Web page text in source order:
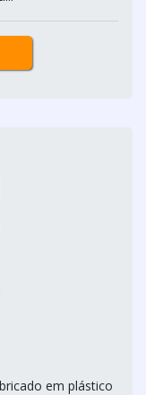
em plástico